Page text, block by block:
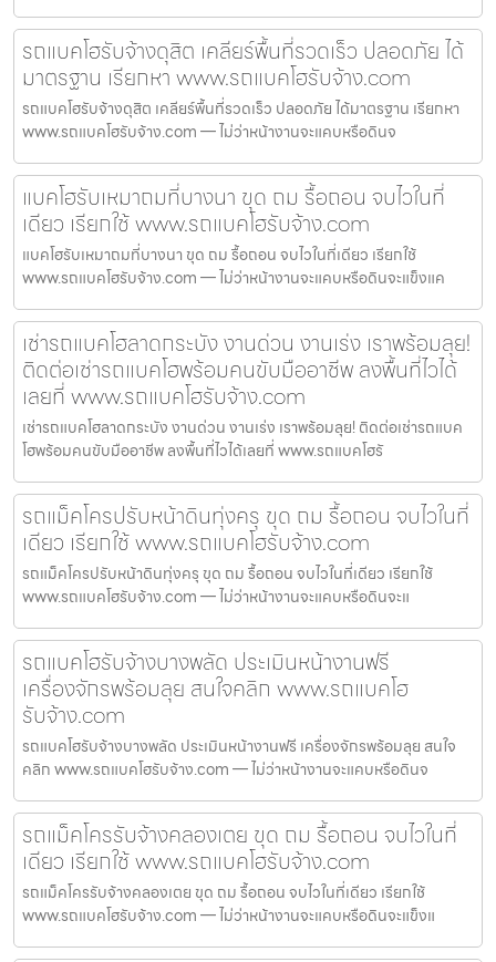
รถแบคโฮรับจ้างดุสิต เคลียร์พื้นที่รวดเร็ว ปลอดภัย ได้
มาตรฐาน เรียกหา www.รถแบคโฮรับจ้าง.com
รถแบคโฮรับจ้างดุสิต เคลียร์พื้นที่รวดเร็ว ปลอดภัย ได้มาตรฐาน เรียกหา
www.รถแบคโฮรับจ้าง.com — ไม่ว่าหน้างานจะแคบหรือดินจ
แบคโฮรับเหมาถมที่บางนา ขุด ถม รื้อถอน จบไวในที่
เดียว เรียกใช้ www.รถแบคโฮรับจ้าง.com
แบคโฮรับเหมาถมที่บางนา ขุด ถม รื้อถอน จบไวในที่เดียว เรียกใช้
www.รถแบคโฮรับจ้าง.com — ไม่ว่าหน้างานจะแคบหรือดินจะแข็งแค
เช่ารถแบคโฮลาดกระบัง งานด่วน งานเร่ง เราพร้อมลุย!
ติดต่อเช่ารถแบคโฮพร้อมคนขับมืออาชีพ ลงพื้นที่ไวได้
เลยที่ www.รถแบคโฮรับจ้าง.com
เช่ารถแบคโฮลาดกระบัง งานด่วน งานเร่ง เราพร้อมลุย! ติดต่อเช่ารถแบค
โฮพร้อมคนขับมืออาชีพ ลงพื้นที่ไวได้เลยที่ www.รถแบคโฮรั
รถแม็คโครปรับหน้าดินทุ่งครุ ขุด ถม รื้อถอน จบไวในที่
เดียว เรียกใช้ www.รถแบคโฮรับจ้าง.com
รถแม็คโครปรับหน้าดินทุ่งครุ ขุด ถม รื้อถอน จบไวในที่เดียว เรียกใช้
www.รถแบคโฮรับจ้าง.com — ไม่ว่าหน้างานจะแคบหรือดินจะแ
รถแบคโฮรับจ้างบางพลัด ประเมินหน้างานฟรี
เครื่องจักรพร้อมลุย สนใจคลิก www.รถแบคโฮ
รับจ้าง.com
รถแบคโฮรับจ้างบางพลัด ประเมินหน้างานฟรี เครื่องจักรพร้อมลุย สนใจ
คลิก www.รถแบคโฮรับจ้าง.com — ไม่ว่าหน้างานจะแคบหรือดินจ
รถแม็คโครรับจ้างคลองเตย ขุด ถม รื้อถอน จบไวในที่
เดียว เรียกใช้ www.รถแบคโฮรับจ้าง.com
รถแม็คโครรับจ้างคลองเตย ขุด ถม รื้อถอน จบไวในที่เดียว เรียกใช้
www.รถแบคโฮรับจ้าง.com — ไม่ว่าหน้างานจะแคบหรือดินจะแข็งแ